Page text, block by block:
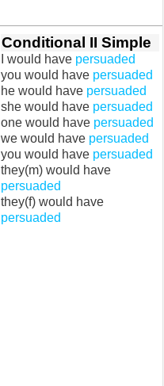
Conditional II Simple
I would have persuaded
you would have persuaded
he would have persuaded
she would have persuaded
one would have persuaded
we would have persuaded
you would have persuaded
they(m) would have
persuaded
they(f) would have
persuaded